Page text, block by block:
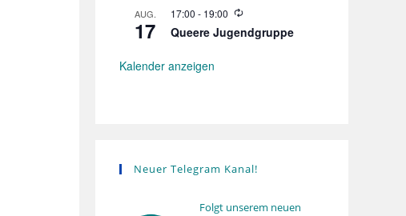
u
n
r
o
AUG.
17
17:00 - 19:00
W
e
Queere Jugendgruppe
Kalender anzeigen
Neuer Telegram Kanal!
Folgt unserem neuen